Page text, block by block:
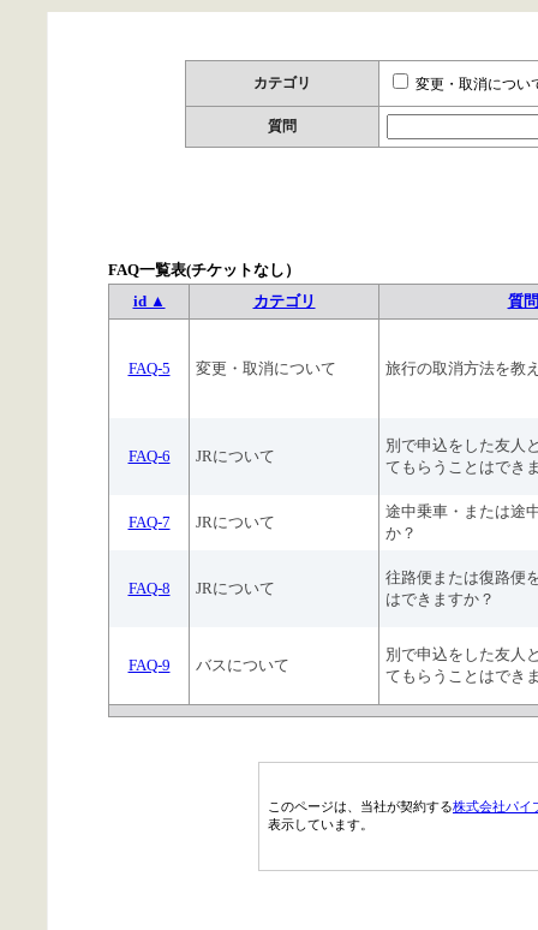
カテゴリ 変更・取消につい
質問
FAQ一覧表(チケットなし）
id ▲
カテゴリ 質問
FAQ-5 変更・取消について 旅行の取消方法を教
FAQ-6 JRについて
別で申込をした友人
てもらうことはでき
FAQ-7 JRについて
途中乗車・または途
か？
FAQ-8 JRについて
往路便または復路便
はできますか？
FAQ-9 バスについて
別で申込をした友人
てもらうことはでき
このページは、当社が契約する株式会社パイ
表示しています。